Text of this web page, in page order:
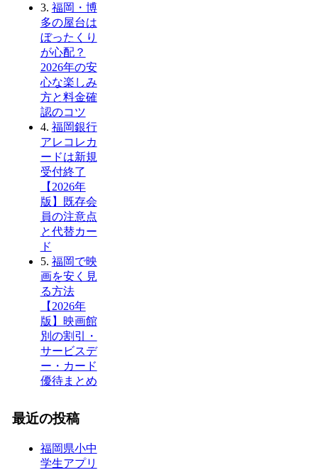
3. 福岡・博
多の屋台は
ぼったくり
が心配？
2026年の安
心な楽しみ
方と料金確
認のコツ
4. 福岡銀行
アレコレカ
ードは新規
受付終了
【2026年
版】既存会
員の注意点
と代替カー
ド
5. 福岡で映
画を安く見
る方法
【2026年
版】映画館
別の割引・
サービスデ
ー・カード
優待まとめ
最近の投稿
福岡県小中
学生アプリ